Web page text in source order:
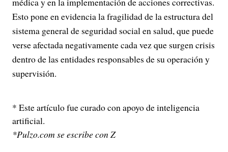
Esto pone en evidencia la fragilidad de la estructura del
sistema general de seguridad social en salud, que puede
verse afectada negativamente cada vez que surgen crisis
dentro de las entidades responsables de su operación y
supervisión.
* Este artículo fue curado con apoyo de inteligencia
artificial.
*Pulzo.com se escribe con Z